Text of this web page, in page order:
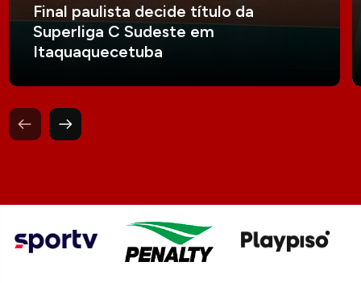
Final paulista decide título da
Superliga C Sudeste em
Itaquaquecetuba